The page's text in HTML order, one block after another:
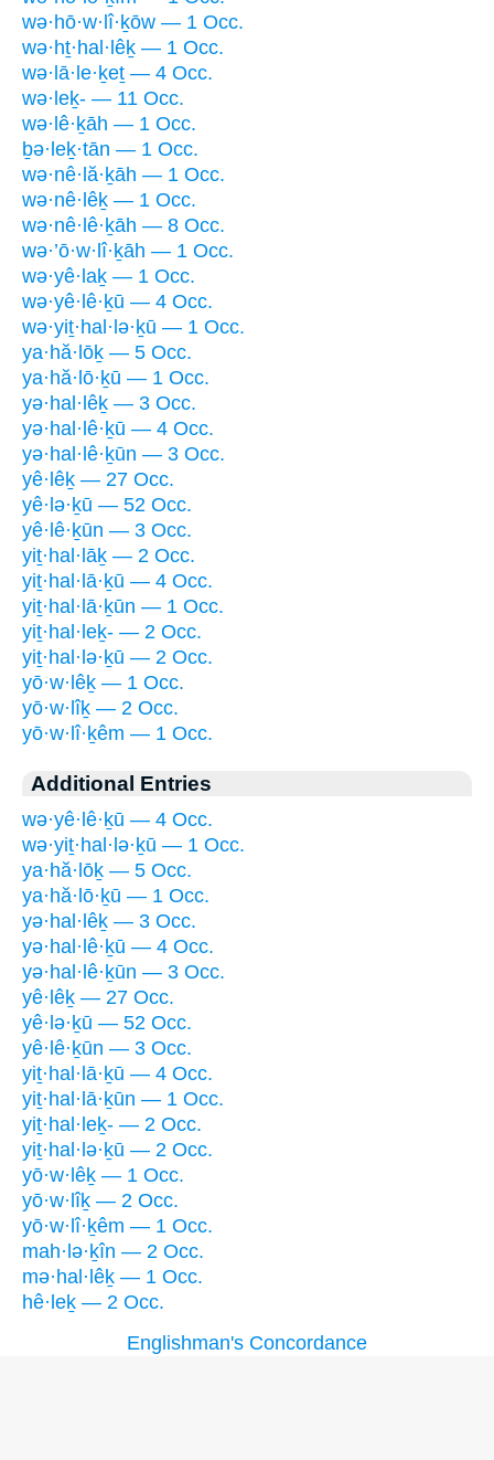
wə·hō·w·lî·ḵōw — 1 Occ.
wə·hṯ·hal·lêḵ — 1 Occ.
wə·lā·le·ḵeṯ — 4 Occ.
wə·leḵ- — 11 Occ.
wə·lê·ḵāh — 1 Occ.
ḇə·leḵ·tān — 1 Occ.
wə·nê·lă·ḵāh — 1 Occ.
wə·nê·lêḵ — 1 Occ.
wə·nê·lê·ḵāh — 8 Occ.
wə·’ō·w·lî·ḵāh — 1 Occ.
wə·yê·laḵ — 1 Occ.
wə·yê·lê·ḵū — 4 Occ.
wə·yiṯ·hal·lə·ḵū — 1 Occ.
ya·hă·lōḵ — 5 Occ.
ya·hă·lō·ḵū — 1 Occ.
yə·hal·lêḵ — 3 Occ.
yə·hal·lê·ḵū — 4 Occ.
yə·hal·lê·ḵūn — 3 Occ.
yê·lêḵ — 27 Occ.
yê·lə·ḵū — 52 Occ.
yê·lê·ḵūn — 3 Occ.
yiṯ·hal·lāḵ — 2 Occ.
yiṯ·hal·lā·ḵū — 4 Occ.
yiṯ·hal·lā·ḵūn — 1 Occ.
yiṯ·hal·leḵ- — 2 Occ.
yiṯ·hal·lə·ḵū — 2 Occ.
yō·w·lêḵ — 1 Occ.
yō·w·lîḵ — 2 Occ.
yō·w·lî·ḵêm — 1 Occ.
Additional Entries
wə·yê·lê·ḵū — 4 Occ.
wə·yiṯ·hal·lə·ḵū — 1 Occ.
ya·hă·lōḵ — 5 Occ.
ya·hă·lō·ḵū — 1 Occ.
yə·hal·lêḵ — 3 Occ.
yə·hal·lê·ḵū — 4 Occ.
yə·hal·lê·ḵūn — 3 Occ.
yê·lêḵ — 27 Occ.
yê·lə·ḵū — 52 Occ.
yê·lê·ḵūn — 3 Occ.
yiṯ·hal·lā·ḵū — 4 Occ.
yiṯ·hal·lā·ḵūn — 1 Occ.
yiṯ·hal·leḵ- — 2 Occ.
yiṯ·hal·lə·ḵū — 2 Occ.
yō·w·lêḵ — 1 Occ.
yō·w·lîḵ — 2 Occ.
yō·w·lî·ḵêm — 1 Occ.
mah·lə·ḵîn — 2 Occ.
mə·hal·lêḵ — 1 Occ.
hê·leḵ — 2 Occ.
Englishman's Concordance